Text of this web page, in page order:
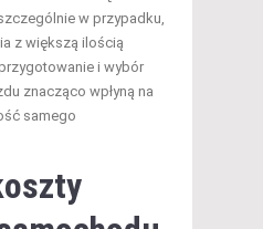
w przypadku,
z większą ilością
i wybór
znacząco wpłyną na
samego